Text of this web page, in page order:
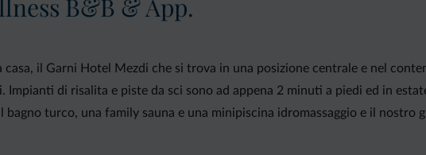
B&B & App.
il Garni Hotel Mezdi che si trova in una posizione centrale e nel
di risalita e piste da sci sono ad appena 2 minuti a piedi ed in
bagno turco, una family sauna e una minipiscina idromassaggio e il nostro